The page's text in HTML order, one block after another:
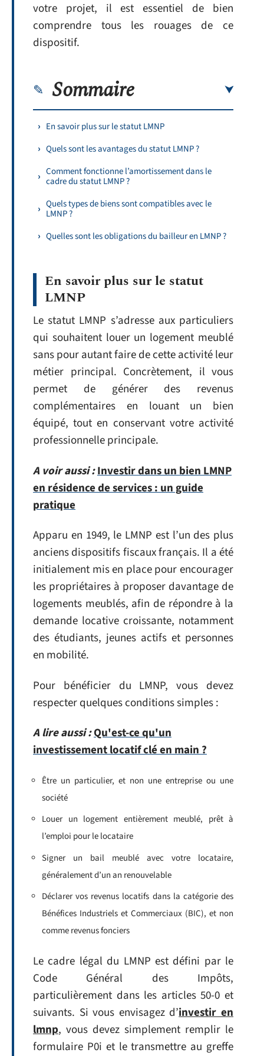
votre projet, il est essentiel de bien
comprendre tous les rouages de ce
dispositif.
Sommaire
En savoir plus sur le statut LMNP
Quels sont les avantages du statut LMNP ?
Comment fonctionne l’amortissement dans le
cadre du statut LMNP ?
Quels types de biens sont compatibles avec le
LMNP ?
Quelles sont les obligations du bailleur en LMNP ?
En savoir plus sur le statut
LMNP
Le statut LMNP s’adresse aux particuliers
qui souhaitent louer un logement meublé
sans pour autant faire de cette activité leur
métier principal. Concrètement, il vous
permet de générer des revenus
complémentaires en louant un bien
équipé, tout en conservant votre activité
professionnelle principale.
A voir aussi :Investir dans un bien LMNP
en résidence de services : un guide
pratique
Apparu en 1949, le LMNP est l’un des plus
anciens dispositifs fiscaux français. Il a été
initialement mis en place pour encourager
les propriétaires à proposer davantage de
logements meublés, afin de répondre à la
demande locative croissante, notamment
des étudiants, jeunes actifs et personnes
en mobilité.
Pour bénéficier du LMNP, vous devez
respecter quelques conditions simples :
A lire aussi :Qu'est-ce qu'un
investissement locatif clé en main ?
Être un particulier, et non une entreprise ou une
société
Louer un logement entièrement meublé, prêt à
l’emploi pour le locataire
Signer un bail meublé avec votre locataire,
généralement d’un an renouvelable
Déclarer vos revenus locatifs dans la catégorie des
Bénéfices Industriels et Commerciaux (BIC), et non
comme revenus fonciers
Le cadre légal du LMNP est défini par le
Code Général des Impôts,
particulièrement dans les articles 50-0 et
suivants. Si vous envisagez d’investir en
lmnp, vous devez simplement remplir le
formulaire P0i et le transmettre au greffe